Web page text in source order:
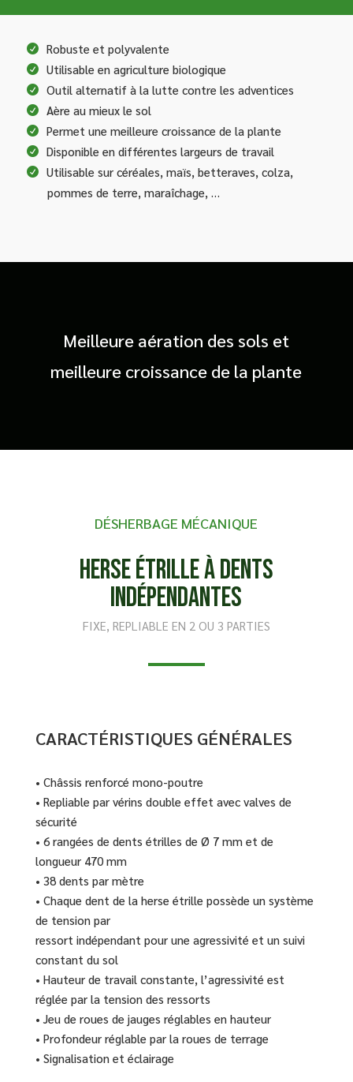
Robuste et polyvalente
Utilisable en agriculture biologique
Outil alternatif à la lutte contre les adventices
Aère au mieux le sol
Permet une meilleure croissance de la plante
Disponible en différentes largeurs de travail
Utilisable sur céréales, maïs, betteraves, colza,
pommes de terre, maraîchage, …
Meilleure aération des sols et
meilleure croissance de la plante
DÉSHERBAGE MÉCANIQUE
Herse Étrille à dents
indépendantes
FIXE, REPLIABLE EN 2 OU 3 PARTIES
CARACTÉRISTIQUES GÉNÉRALES
• Châssis renforcé mono-poutre
• Repliable par vérins double effet avec valves de
sécurité
• 6 rangées de dents étrilles de Ø 7 mm et de
longueur 470 mm
• 38 dents par mètre
• Chaque dent de la herse étrille possède un système
de tension par
ressort indépendant pour une agressivité et un suivi
constant du sol
• Hauteur de travail constante, l’agressivité est
réglée par la tension des ressorts
• Jeu de roues de jauges réglables en hauteur
• Profondeur réglable par la roues de terrage
• Signalisation et éclairage